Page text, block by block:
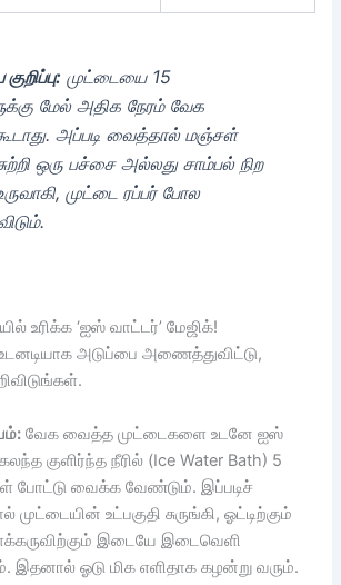
முட்டையை 15
மேல் அதிக நேரம் வேக
அப்படி வைத்தால் மஞ்சள்
ஒரு பச்சை அல்லது சாம்பல் நிற
முட்டை ரப்பர் போல
உரிக்க ‘ஐஸ் வாட்டர்’ மேஜிக்!
அடுப்பை அணைத்துவிட்டு,
வேக வைத்த முட்டைகளை உடனே ஐஸ்
குளிர்ந்த நீரில் (Ice Water Bath) 5
போட்டு வைக்க வேண்டும். இப்படிச்
முட்டையின் உட்பகுதி சுருங்கி, ஓட்டிற்கும்
இடையே இடைவெளி
இதனால் ஓடு மிக எளிதாக கழன்று வரும்.